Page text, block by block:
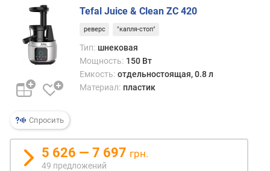
и
м
о
т
о
г
и
х
к
Спросить
Tefal Juice & Clean ZC 420
реверс "капля-стоп"
Тип: шнековая
Мощность: 150 Вт
Емкость: отдельностоящая, 0.8 л
Материал: пластик
5 626 — 7 697 грн.
49 предложений